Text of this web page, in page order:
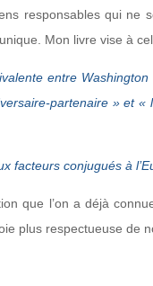
responsables qui ne
Mon livre vise à
entre
partenaire » et
facteurs conjugués à
que l’on a déjà
plus respectueuse de